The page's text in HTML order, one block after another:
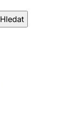
Hledat